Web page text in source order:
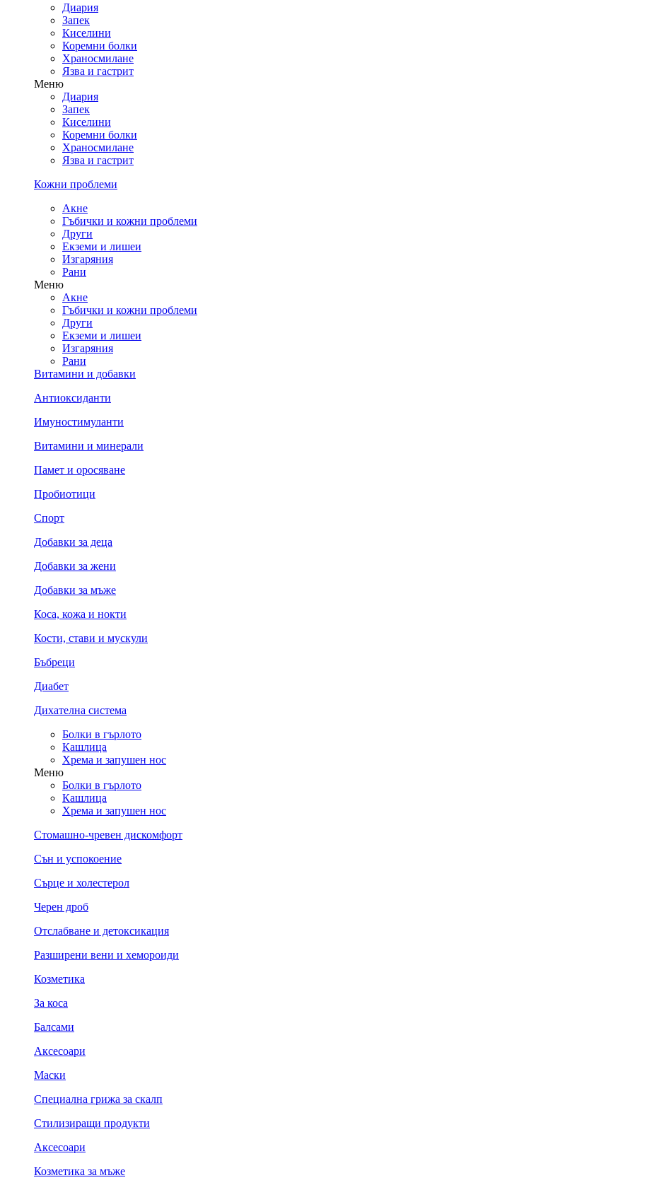
Диария
Запек
Киселини
Коремни болки
Храносмилане
Язва и гастрит
Меню
Диария
Запек
Киселини
Коремни болки
Храносмилане
Язва и гастрит
Кожни проблеми
Акне
Гъбички и кожни проблеми
Други
Екземи и лишеи
Изгаряния
Рани
Меню
Акне
Гъбички и кожни проблеми
Други
Екземи и лишеи
Изгаряния
Рани
Витамини и добавки
Антиоксиданти
Имуностимуланти
Витамини и минерали
Памет и оросяване
Пробиотици
Спорт
Добавки за деца
Добавки за жени
Добавки за мъже
Коса, кожа и нокти
Кости, стави и мускули
Бъбреци
Диабет
Дихателна система
Болки в гърлото
Кашлица
Хрема и запушен нос
Меню
Болки в гърлото
Кашлица
Хрема и запушен нос
Стомашно-чревен дискомфорт
Сън и успокоение
Сърце и холестерол
Черен дроб
Отслабване и детоксикация
Разширени вени и хемороиди
Козметика
За коса
Балсами
Аксесоари
Маски
Специална грижа за скалп
Стилизиращи продукти
Аксесоари
Козметика за мъже